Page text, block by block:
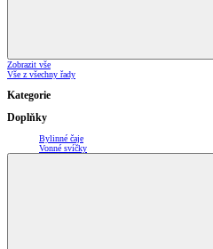
Zobrazit vše
Vše z všechny řady
Kategorie
Doplňky
Bylinné čaje
Vonné svíčky